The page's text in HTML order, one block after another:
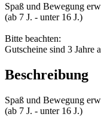
Spaß und Bewegung
(ab 7 J. - unter 16 J.)
Bitte beachten:
Gutscheine sind 3 Jahre
Beschreibung
Spaß und Bewegung
(ab 7 J. - unter 16 J.)